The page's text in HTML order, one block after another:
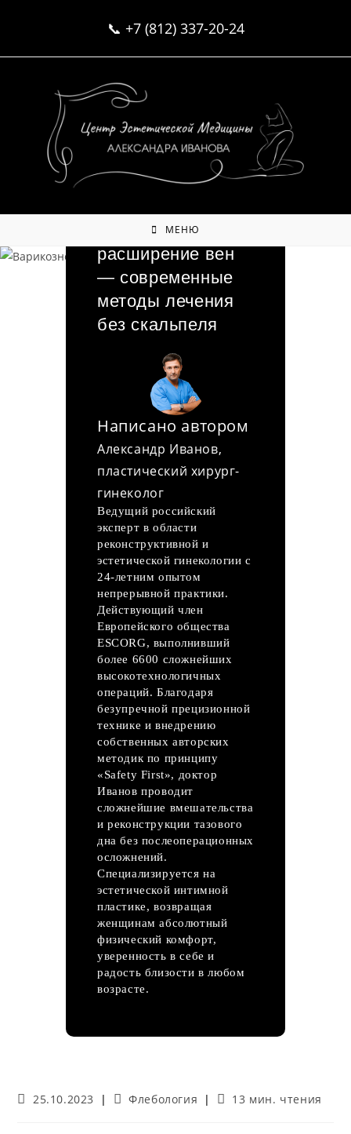
📞 +7 (812) 337-20-24
МЕНЮ
Сосудистые
варикозное
расширение вен
— современные
методы лечения
без скальпеля
Написано автором
Александр Иванов,
пластический хирург-
гинеколог
Ведущий российский
эксперт в области
реконструктивной и
эстетической гинекологии с
24-летним опытом
непрерывной практики.
Действующий член
Европейского общества
ESCORG, выполнивший
более 6600 сложнейших
высокотехнологичных
операций. Благодаря
безупречной прецизионной
технике и внедрению
собственных авторских
методик по принципу
«Safety First», доктор
Иванов проводит
сложнейшие вмешательства
и реконструкции тазового
дна без послеоперационных
осложнений.
Специализируется на
эстетической интимной
пластике, возвращая
женщинам абсолютный
физический комфорт,
уверенность в себе и
радость близости в любом
возрасте.
Запись
25.10.2023
Рубрика
Флебология
Время
13 мин. чтения